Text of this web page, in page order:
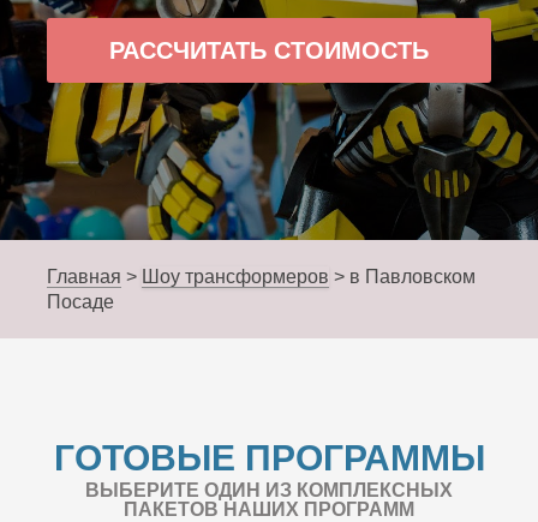
РАССЧИТАТЬ СТОИМОСТЬ
Главная > Шоу трансформеров > в Павловском
Посаде
ГОТОВЫЕ ПРОГРАММЫ
ВЫБЕРИТЕ ОДИН ИЗ КОМПЛЕКСНЫХ
ПАКЕТОВ НАШИХ ПРОГРАММ